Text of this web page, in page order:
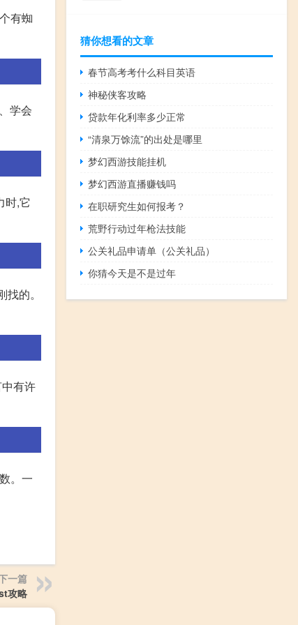
有蜘
学会
时,它
的。
有许
。一
一篇
攻略
猜你想看的文章
春节高考考什么科目英语
神秘侠客攻略
贷款年化利率多少正常
“清泉万馀流”的出处是哪里
梦幻西游技能挂机
梦幻西游直播赚钱吗
在职研究生如何报考？
荒野行动过年枪法技能
公关礼品申请单（公关礼品）
你猜今天是不是过年